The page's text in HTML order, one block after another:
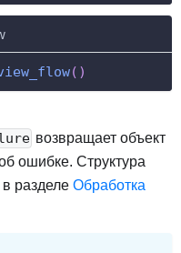
( )
возвращает объект
ошибке. Структура
разделе Обработка